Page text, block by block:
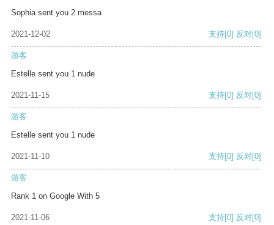
Sophia sent you 2 messa
2021-12-02 支持[0] 反对[0]
游客
Estelle sent you 1 nude
2021-11-15 支持[0] 反对[0]
游客
Estelle sent you 1 nude
2021-11-10 支持[0] 反对[0]
游客
Rank 1 on Google With 5
2021-11-06 支持[0] 反对[0]